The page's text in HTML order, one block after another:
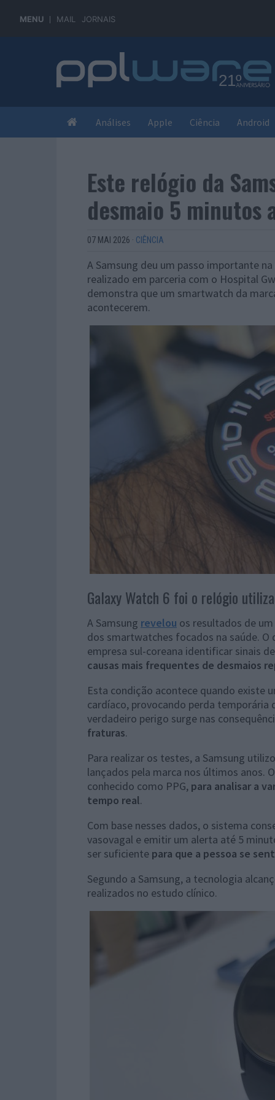
MENU MAIL JORNAIS
Análises Apple Ciência Android
Este relógio da
desmaio 5 minutos
07 MAI 2026 · CIÊNCIA
A Samsung deu um passo importante
realizado em parceria com o Hospital
demonstra que um smartwatch da
acontecerem.
Galaxy Watch 6 foi o relógio
A Samsung revelou os resultados de
dos smartwatches focados na saúde.
empresa sul-coreana identificar sinais
causas mais frequentes de desmaios
Esta condição acontece quando existe
cardíaco, provocando perda temporária
verdadeiro perigo surge nas
fraturas.
Para realizar os testes, a Samsung
lançados pela marca nos últimos anos.
conhecido como PPG, para analisar a
tempo real.
Com base nesses dados, o sistema
vasovagal e emitir um alerta até 5
ser suficiente para que a pessoa se
Segundo a Samsung, a tecnologia
realizados no estudo clínico.